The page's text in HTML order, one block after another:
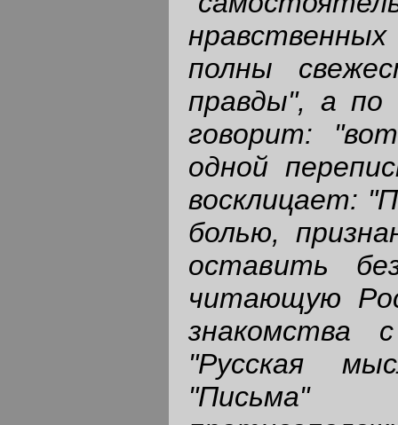
полны
правды", а по
говорит:
одной
восклицает:
болью,
оставить
читающую
знакомства
"Русская
"Письма"